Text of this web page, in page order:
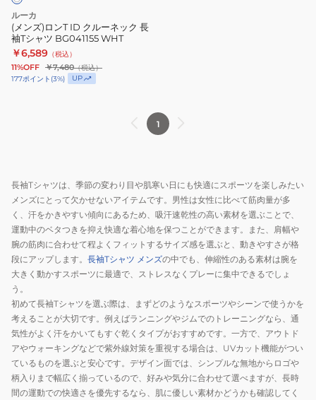
ー
ネ
ッ
ク
長
WHT
ルーカ
(メンズ)ロンT ID クルーネック 長
袖Tシャツ BG041155 WHT
￥6,589 （税込）
11%OFF ￥7,480（税込）
177ポイント (3%) UP
1
長袖Tシャツは、季節の変わり目や肌寒い日にも快適にスポーツを楽しみたい
メンズにとって欠かせないアイテムです。男性は女性に比べて筋肉量が多
く、汗をかきやすい傾向にあるため、吸汗速乾性の高い素材を選ぶことで、
運動中のベタつきを抑え快適な着心地を保つことができます。また、肩幅や
腕の筋肉に合わせて程よくフィットするサイズ感を選ぶと、動きやすさが格
段にアップします。 長袖Tシャツ メンズの中でも、伸縮性のある素材は腕を
大きく動かすスポーツに最適で、ストレスなくプレーに集中できるでしょ
う。
初めて長袖Tシャツを選ぶ際は、まずどのようなスポーツやシーンで使うかを
考えることが大切です。例えばランニングやジムでのトレーニングなら、通
気性がよく汗をかいてもすぐ乾くタイプがおすすめです。一方で、アウトド
アやウォーキングなどで紫外線対策を重視する場合は、UVカット機能がつい
ているものを選ぶと安心です。デザイン面では、シンプルな無地からロゴや
柄入りまで幅広く揃っているので、好みや気分に合わせて選べますが、長時
間の運動での快適さを優先するなら、肌に優しい素材かどうかも確認してく